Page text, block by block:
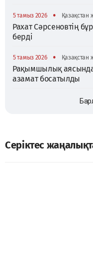
5 тамыз 2026 • Қазақстан
Рахат Сәрсеновтің
берді
5 тамыз 2026 • Қазақстан
Рақымшылық аясында
азамат босатылды
Серіктес